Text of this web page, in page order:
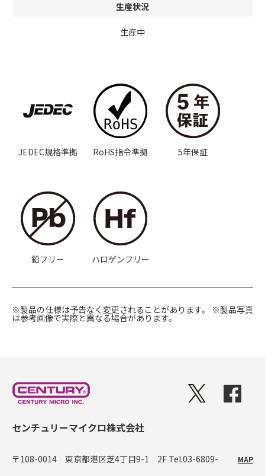
生産状況
生産中
JEDEC規格準拠 RoHS指令準拠 5年保証
鉛フリー ハロゲンフリー
※製品の仕様は予告なく変更されることがあります。 ※製品写真
は参考画像で実際と異なる場合があります。
センチュリーマイクロ株式会社
〒108-0014 東京都港区芝4丁目9-1 2F Tel.03-6809-
MAP